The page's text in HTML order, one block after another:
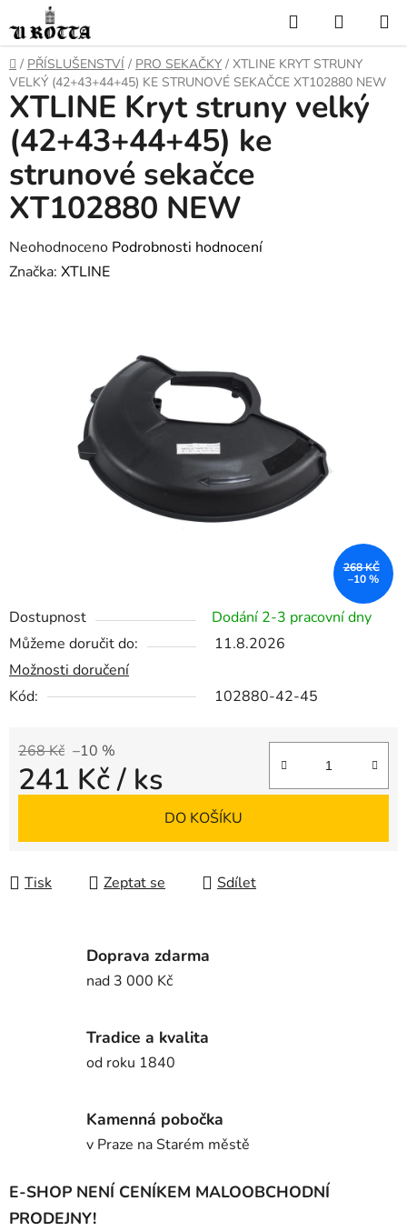
na
obsah
Hledat
KOŠÍK
DOMŮ
/ PŘÍSLUŠENSTVÍ / PRO SEKAČKY / XTLINE KRYT STRUNY
VELKÝ (42+43+44+45) KE STRUNOVÉ SEKAČCE XT102880 NEW
Dostupnost
Dodání 2-3 pracovní dny
Můžeme doručit do:
11.8.2026
Možnosti doručení
Kód:
102880-42-45
268 Kč –10 %
241 Kč/ ks
DO KOŠÍKU
Tisk Zeptat se Sdílet
XTLINE Kryt struny velký
(42+43+44+45) ke
strunové sekačce
XT102880 NEW
Průměrné
hodnocení
Neohodnoceno Podrobnosti hodnocení
Značka: XTLINE
268 KČ
–10 %
Doprava zdarma
nad 3 000 Kč
Tradice a kvalita
od roku 1840
Kamenná pobočka
v Praze na Starém městě
E-SHOP NENÍ CENÍKEM MALOOBCHODNÍ
PRODEJNY!